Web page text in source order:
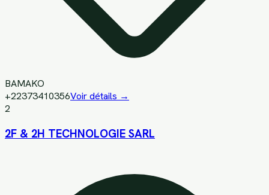
BAMAKO
+22373410356Voir détails →
2
2F & 2H TECHNOLOGIE SARL